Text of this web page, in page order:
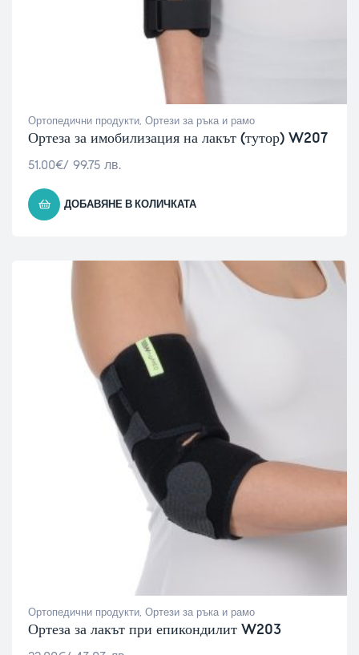
Ортопедични продукти, Ортези за ръка и рамо
Ортеза за имобилизация на лакът (тутор) W207
51.00€/ 99.75 лв.
ДОБАВЯНЕ В КОЛИЧКАТА
Ортопедични продукти, Ортези за ръка и рамо
Ортеза за лакът при епикондилит W203